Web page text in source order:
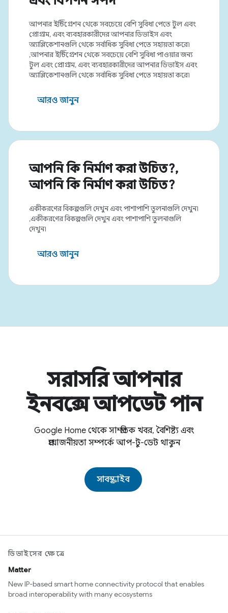
আপনার ইন্টিগ্রেশন থেকে সবচেয়ে বেশি সুবিধা পেতে টুল এবং
প্রোগ্রাম, এবং ব্যবহারকারীদের আপনার ডিভাইস এবং
অ্যাপ্লিকেশানগুলি থেকে সর্বাধিক সুবিধা পেতে সহায়তা করে৷
,আপনার ইন্টিগ্রেশন থেকে সবচেয়ে বেশি সুবিধা পাওয়ার জন্য
টুল এবং প্রোগ্রাম, এবং ব্যবহারকারীদের আপনার ডিভাইস এবং
অ্যাপ্লিকেশানগুলি থেকে সর্বাধিক সুবিধা পেতে সহায়তা করে৷
আরও জানুন
আপনি কি নির্মাণ করা উচিত?,
আপনি কি নির্মাণ করা উচিত?
একীকরণের বিকল্পগুলি দেখুন এবং পাশাপাশি তুলনাগুলি দেখুন৷
,একীকরণের বিকল্পগুলি দেখুন এবং পাশাপাশি তুলনাগুলি
দেখুন৷
আরও জানুন
সরাসরি আপনার
ইনবক্সে আপডেট পান
Google Home থেকে সাম্প্রতিক খবর, বৈশিষ্ট্য এবং
প্রয়োজনীয়তা সম্পর্কে আপ-টু-ডেট থাকুন
সাবস্ক্রাইব
ডিভাইসের ক্ষেত্রে
Matter
New IP-based smart home connectivity protocol that enables
broad interoperability with many ecosystems